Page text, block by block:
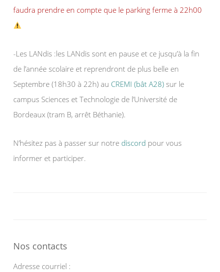
faudra prendre en compte que le parking ferme à 22h00
-Les LANdis :les LANdis sont en pause et ce jusqu’à la fin
de l’année scolaire et reprendront de plus belle en
Septembre (18h30 à 22h) au CREMI (bât A28) sur le
campus Sciences et Technologie de l’Université de
Bordeaux (tram B, arrêt Béthanie).
N’hésitez pas à passer sur notre discord pour vous
informer et participer.
Nos contacts
Adresse courriel :